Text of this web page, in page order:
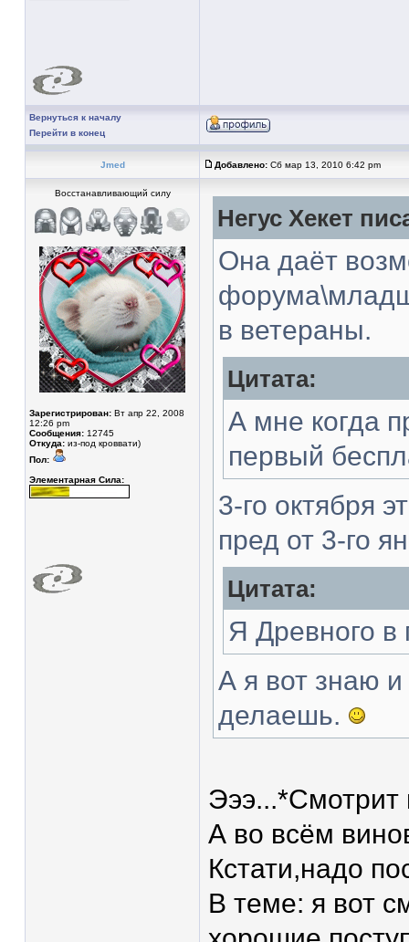
Вернуться к началу
Перейти в конец
Jmed Добавлено: Сб мар 13, 2010 6:42 pm
Восстанавливающий силу
Зарегистрирован: Вт апр 22, 2008
12:26 pm
Сообщения: 12745
Откуда: из-под кроввати)
Пол:
Элементарная Сила:
Негус Хекет
Она даёт
в ветераны.
Цитата:
А мне когда
первый
3-го октября
пред от 3-го
Цитата:
Я Древного
А я вот знаю
делаешь.
А во всём
Кстати,надо
В теме: я вот